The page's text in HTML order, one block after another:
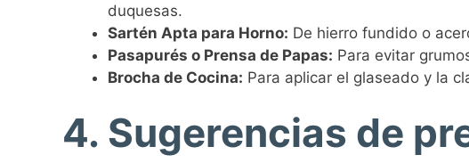
duquesas.
Sartén Apta para Horno: De hierro fundido o
Pasapurés o Prensa de Papas: Para evitar
Brocha de Cocina: Para aplicar el glaseado y la
4. Sugerencias de